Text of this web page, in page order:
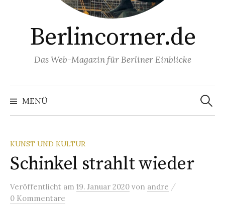
Berlincorner.de
Das Web-Magazin für Berliner Einblicke
MENÜ
Suchen
nach:
KUNST UND KULTUR
Schinkel strahlt wieder
Veröffentlicht am 19. Januar 2020 von andre /
0 Kommentare